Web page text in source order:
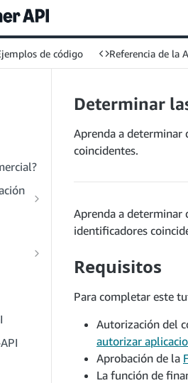
de código Referencia de la
al
de
Determinar
Aprenda a determinar
coincidentes.
Aprenda a determinar
identificadores
Requisitos
Para completar este
Autorización del
autorizar
Aprobación de la
La función de